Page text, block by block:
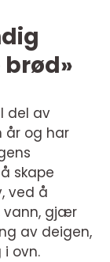
del av
år og har
skape
ved å
vann, gjær
av deigen,
ovn.